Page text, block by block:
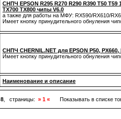
CНПЧ EPSON R295 R270 R290 R390 Т50 Т59
TX700 TX800 чипы V6.0
а также для работы на МФУ: RX590/RX610/
Имеет кнопку принудительного обнуления
CНПЧ CHERNIL.NET для EPSON P50, PX660,
Имеет кнопку принудительного обнуления
Наименование и описание
8 , страницы: » 1 « Показывать в списке